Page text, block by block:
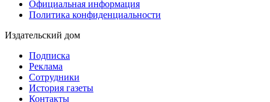
Официальная информация
Политика конфиденциальности
Издательский дом
Подписка
Реклама
Сотрудники
История газеты
Контакты